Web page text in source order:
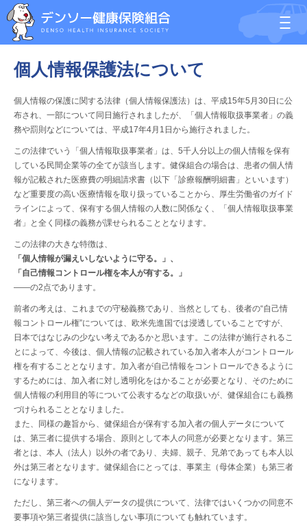
個人情報保護法について
個人情報の保護に関する法律（個人情報保護法）は、平成15年5月30日に公
布され、一部について同日施行されましたが、「個人情報取扱事業者」の義
務や罰則などについては、平成17年4月1日から施行されました。
この法律でいう「個人情報取扱事業者」は、5千人分以上の個人情報を保有
している民間企業等の全てが該当します。健保組合の場合は、患者の個人情
報が記載された医療費の明細請求書（以下「診療報酬明細書」といいます）
など重要度の高い医療情報を取り扱っていることから、厚生労働省のガイド
ラインによって、保有する個人情報の人数に関係なく、「個人情報取扱事業
者」と全く同様の義務が課せられることとなります。
この法律の大きな特徴は、
「個人情報が漏えいしないように守る。」、
「自己情報コントロール権を本人が有する。」
――の2点であります。
前者の考えは、これまでの守秘義務であり、当然としても、後者の“自己情
報コントロール権”については、欧米先進国では浸透していることですが、
日本ではなじみの少ない考えであるかと思います。この法律が施行されるこ
とによって、今後は、個人情報の記載されている加入者本人がコントロール
権を有することとなります。加入者が自己情報をコントロールできるように
するためには、加入者に対し透明化をはかることが必要となり、そのために
個人情報の利用目的等について公表するなどの取扱いが、健保組合にも義務
づけられることとなりました。
また、同様の趣旨から、健保組合が保有する加入者の個人データについて
は、第三者に提供する場合、原則として本人の同意が必要となります。第三
者とは、本人（法人）以外の者であり、夫婦、親子、兄弟であっても本人以
外は第三者となります。健保組合にとっては、事業主（母体企業）も第三者
になります。
ただし、第三者への個人データの提供について、法律ではいくつかの同意不
要事項や第三者提供に該当しない事項についても触れています。